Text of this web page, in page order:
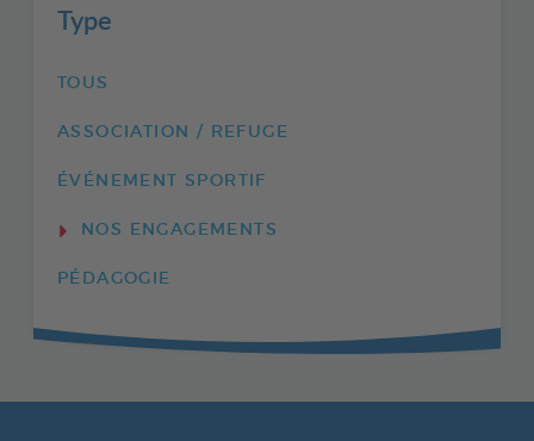
Type
TOUS
ASSOCIATION / REFUGE
ÉVÉNEMENT SPORTIF
NOS ENGAGEMENTS
PÉDAGOGIE